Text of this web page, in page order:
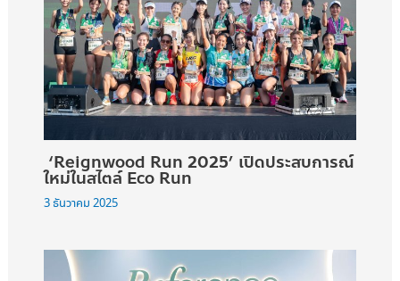
‘Reignwood Run 2025’ เปิดประสบการณ์
ใหม่ในสไตล์ Eco Run
3 ธันวาคม 2025